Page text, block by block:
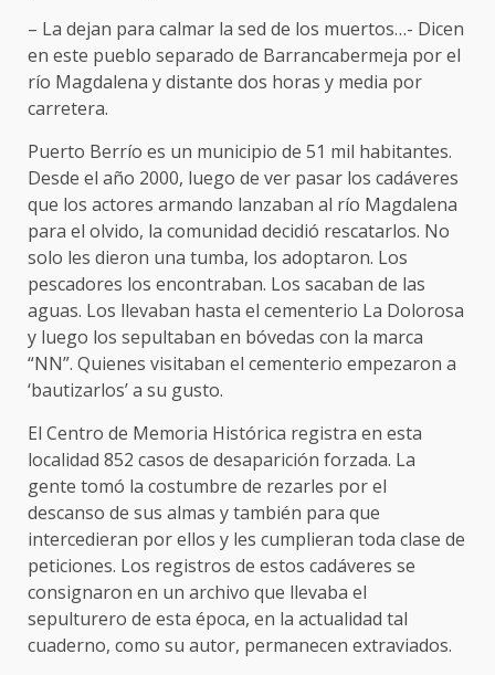
– La dejan para calmar la sed de los muertos…- Dicen
en este pueblo separado de Barrancabermeja por el
río Magdalena y distante dos horas y media por
carretera.
Puerto Berrío es un municipio de 51 mil habitantes.
Desde el año 2000, luego de ver pasar los cadáveres
que los actores armando lanzaban al río Magdalena
para el olvido, la comunidad decidió rescatarlos. No
solo les dieron una tumba, los adoptaron. Los
pescadores los encontraban. Los sacaban de las
aguas. Los llevaban hasta el cementerio La Dolorosa
y luego los sepultaban en bóvedas con la marca
“NN”. Quienes visitaban el cementerio empezaron a
‘bautizarlos’ a su gusto.
El Centro de Memoria Histórica registra en esta
localidad 852 casos de desaparición forzada. La
gente tomó la costumbre de rezarles por el
descanso de sus almas y también para que
intercedieran por ellos y les cumplieran toda clase de
peticiones. Los registros de estos cadáveres se
consignaron en un archivo que llevaba el
sepulturero de esta época, en la actualidad tal
cuaderno, como su autor, permanecen extraviados.